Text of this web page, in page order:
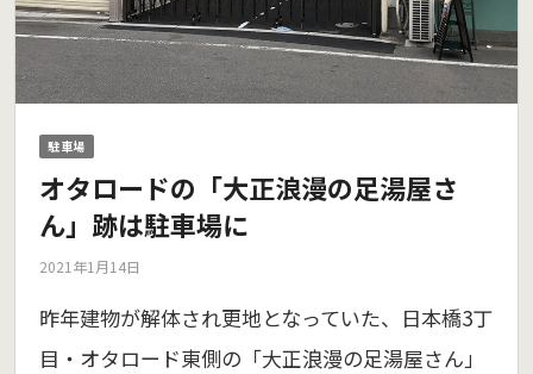
駐車場
オタロードの「大正浪漫の足湯屋さ
ん」跡は駐車場に
2021年1月14日
昨年建物が解体され更地となっていた、日本橋3丁
目・オタロード東側の「大正浪漫の足湯屋さん」